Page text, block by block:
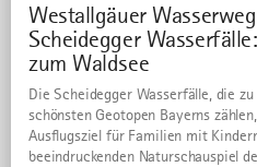
14
Westallgäuer
Scheidegger
zum Waldsee
Die Scheidegger Wasserfälle, die
schönsten Geotopen Bayerns
Ausflugsziel für Familien mit
beeindruckenden Naturschauspiel